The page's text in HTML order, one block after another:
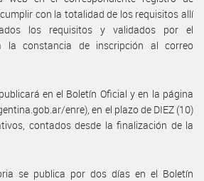
con la totalidad de los requisitos allí
los requisitos y validados por el
la constancia de inscripción al correo
en el Boletín Oficial y en la página
enre), en el plazo de DIEZ (10)
contados desde la finalización de la
se publica por dos días en el Boletín